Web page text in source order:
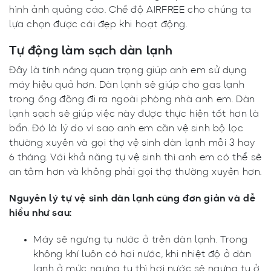
hình ảnh quảng cáo. Chế độ AIRFREE cho chúng ta
lựa chọn được cái đẹp khi hoạt động.
Tự động làm sạch dàn lạnh
Đây là tính năng quan trọng giúp anh em sử dụng
máy hiệu quả hơn. Dàn lạnh sẽ giúp cho gas lạnh
trong ống đồng đi ra ngoài phòng nhà anh em. Dàn
lạnh sạch sẽ giúp việc này được thực hiện tốt hơn là
bẩn. Đó là lý do vì sao anh em cần vệ sinh bộ lọc
thường xuyên và gọi thợ vệ sinh dàn lạnh mỗi 3 hay
6 tháng. Với khả năng tự vệ sinh thì anh em có thể sẽ
an tâm hơn và không phải gọi thợ thường xuyên hơn.
Nguyên lý tự vệ sinh dàn lạnh cũng đơn giản và dễ
hiểu như sau:
Máy sẽ ngưng tụ nước ở trên dàn lạnh. Trong
không khí luôn có hơi nước, khi nhiệt độ ở dàn